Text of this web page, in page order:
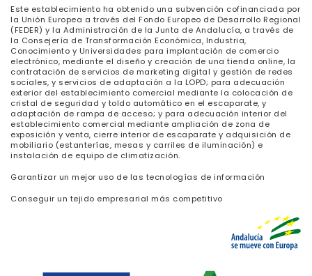
Este establecimiento ha obtenido una subvención cofinanciada por
la Unión Europea a través del Fondo Europeo de Desarrollo Regional
(FEDER) y la Administración de la Junta de Andalucía, a través de
la Consejería de Transformación Económica, Industria,
Conocimiento y Universidades para implantación de comercio
electrónico, mediante el diseño y creación de una tienda online, la
contratación de servicios de marketing digital y gestión de redes
sociales, y servicios de adaptación a la LOPD; para adecuación
exterior del establecimiento comercial mediante la colocación de
cristal de seguridad y toldo automático en el escaparate, y
adaptación de rampa de acceso; y para adecuación interior del
establecimiento comercial mediante ampliación de zona de
exposición y venta, cierre interior de escaparate y adquisición de
mobiliario (estanterías, mesas y carriles de iluminación) e
instalación de equipo de climatización.
Garantizar un mejor uso de las tecnologías de información
Conseguir un tejido empresarial más competitivo